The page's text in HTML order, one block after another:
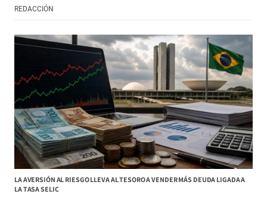
REDACCIÓN
LA AVERSIÓN AL RIESGO LLEVA AL TESORO A VENDER MÁS DEUDA LIGADA A
LA TASA SELIC